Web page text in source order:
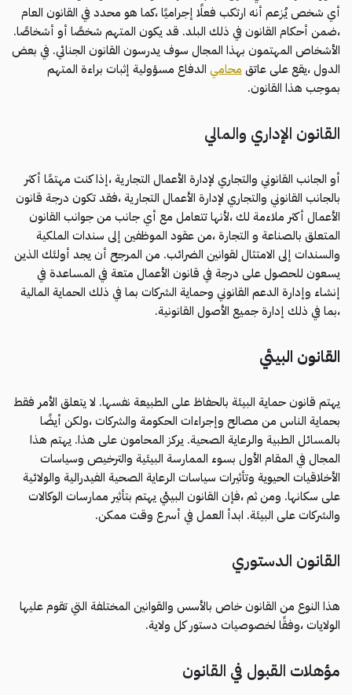
أي شخص يُزعم أنه ارتكب فعلًا إجراميًا ،كما هو محدد في القانون العام
،ضمن أحكام القانون في ذلك البلد. قد يكون المتهم شخصًا أو أشخاصًا.
الأشخاص المهتمون بهذا المجال سوف يدرسون القانون الجنائي. في بعض
الدول ،يقع على عاتق محامي الدفاع مسؤولية إثبات براءة المتهم
بموجب هذا القانون.
القانون الإداري والمالي
أو الجانب القانوني والتجاري لإدارة الأعمال التجارية ،إذا كنت مهتمًا أكثر
بالجانب القانوني والتجاري لإدارة الأعمال التجارية ،فقد تكون درجة قانون
الأعمال أكثر ملاءمة لك ،لأنها تتعامل مع أي جانب من جوانب القانون
المتعلق بالصناعة و التجارة ،من عقود الموظفين إلى سندات الملكية
والسندات إلى الامتثال لقوانين الضرائب. من المرجح أن يجد أولئك الذين
يسعون للحصول على درجة في قانون الأعمال متعة في المساعدة في
إنشاء وإدارة الدعم القانوني وحماية الشركات بما في ذلك الحماية المالية
،بما في ذلك إدارة جميع الأصول القانونية.
القانون البيئي
يهتم قانون حماية البيئة بالحفاظ على الطبيعة نفسها. لا يتعلق الأمر فقط
بحماية الناس من مصالح وإجراءات الحكومة والشركات ،ولكن أيضًا
بالمسائل الطبية والرعاية الصحية. يركز المحامون على هذا. يهتم هذا
المجال في المقام الأول بسوء الممارسة البيئية والترخيص وسياسات
الأخلاقيات الحيوية وتأثيرات سياسات الرعاية الصحية الفيدرالية والولائية
على سكانها. ومن ثم ،فإن القانون البيئي يهتم بتأثير ممارسات الوكالات
والشركات على البيئة. ابدأ العمل في أسرع وقت ممكن.
القانون الدستوري
هذا النوع من القانون خاص بالأسس والقوانين المختلفة التي تقوم عليها
الولايات ،وفقًا لخصوصيات دستور كل ولاية.
مؤهلات القبول في القانون